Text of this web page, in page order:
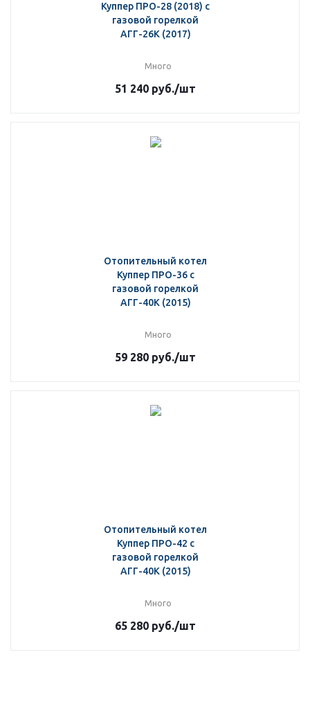
Куппер ПРО-28 (2018) с
газовой горелкой
АГГ-26К (2017)
Много
51 240 руб./шт
Отопительный котел
Куппер ПРО-36 с
газовой горелкой
АГГ-40К (2015)
Много
59 280 руб./шт
Отопительный котел
Куппер ПРО-42 с
газовой горелкой
АГГ-40К (2015)
Много
65 280 руб./шт